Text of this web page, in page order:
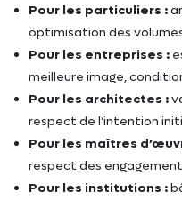
Pour les particuliers :
optimisation des
Pour les entreprises :
meilleure image,
Pour les architectes :
respect de l’intention
Pour les maîtres
respect des
Pour les institutions :